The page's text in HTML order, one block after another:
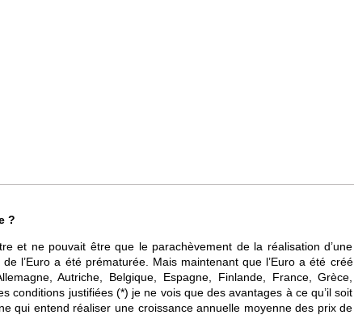
?
et ne pouvait être que le parachèvement de la réalisation d’une
l’Euro a été prématurée. Mais maintenant que l’Euro a été créé
Autriche, Belgique, Espagne, Finlande, France, Grèce,
conditions justifiées (*) je ne vois que des avantages à ce qu’il soit
qui entend réaliser une croissance annuelle moyenne des prix de